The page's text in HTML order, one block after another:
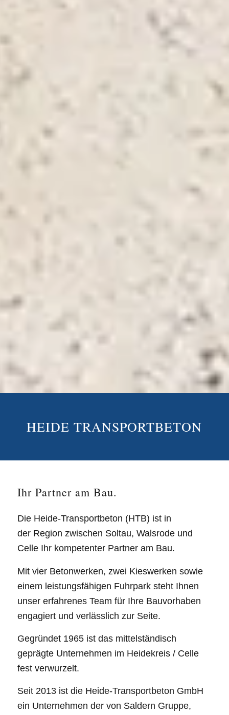
HEIDE TRANSPORTBETON
Ihr Partner am Bau.
Die Heide-Transportbeton (HTB) ist in
der Region zwischen Soltau, Walsrode und
Celle Ihr kompetenter Partner am Bau.
Mit vier Betonwerken, zwei Kieswerken sowie
einem leistungsfähigen Fuhrpark steht Ihnen
unser erfahrenes Team für Ihre Bauvorhaben
engagiert und verlässlich zur Seite.
Gegründet 1965 ist das mittelständisch
geprägte Unternehmen im Heidekreis / Celle
fest verwurzelt.
Seit 2013 ist die Heide-Transportbeton GmbH
ein Unternehmen der von Saldern Gruppe,